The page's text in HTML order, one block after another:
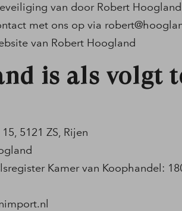
van door Robert
met ons op via
van Robert Hoogland
is als volgt
5121 ZS, Rijen
Kamer van Koophandel: